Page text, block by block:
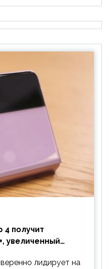
4 получит
увеличенный
лидирует на